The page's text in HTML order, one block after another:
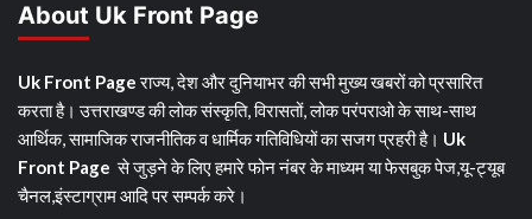
About Uk Front Page
Uk Front Pageराज्य, देश और दुनियाभर की सभी मुख्य खबरों को प्रसारित
करता है। उत्तराखण्ड की लोक संस्कृति, विरासतों, लोक परंपराओ के साथ-साथ
आर्थिक, सामाजिक राजनीतिक व धार्मिक गतिविधियों का सजग प्रहरी है। Uk
Front Page से जुड़ने के लिए हमारे फोन नंबर के माध्यम या फेसबुक पेज,यू-ट्यूब
चैनल,इंस्टाग्राम आदि पर सम्पर्क करे।